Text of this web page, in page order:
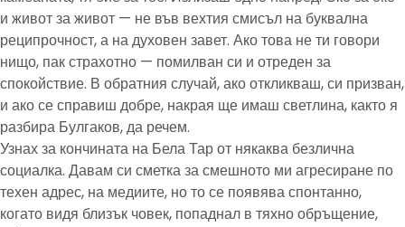
и живот за живот — не във вехтия смисъл на буквална
реципрочност, а на духовен завет. Ако това не ти говори
нищо, пак страхотно — помилван си и отреден за
спокойствие. В обратния случай, ако откликваш, си призван,
и ако се справиш добре, накрая ще имаш светлина, както я
разбира Булгаков, да речем.
Узнах за кончината на Бела Тар от някаква безлична
социалка. Давам си сметка за смешното ми агресиране по
техен адрес, на медиите, но то се появява спонтанно,
когато видя близък човек, попаднал в тяхно обръщение,